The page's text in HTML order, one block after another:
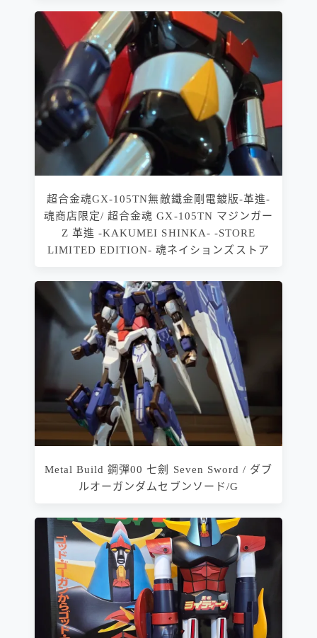
超合金魂GX-105TN無敵鐵金剛電鍍版-革進-
魂商店限定/ 超合金魂 GX-105TN マジンガー
Z 革進 -KAKUMEI SHINKA- -STORE
LIMITED EDITION- 魂ネイションズストア
Metal Build 鋼彈00 七劍 Seven Sword / ダブ
ルオーガンダムセブンソード/G